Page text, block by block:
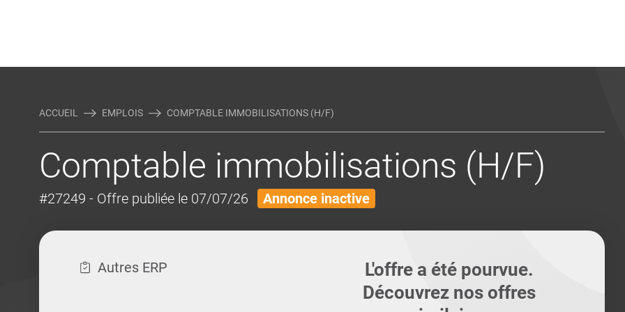
ACCUEIL EMPLOIS COMPTABLE IMMOBILISATIONS (H/F)
Comptable immobilisations (H/F)
#27249 - Offre publiée le 07/07/26 Annonce inactive
Autres ERP
L'offre a été pourvue.
Découvrez nos offres